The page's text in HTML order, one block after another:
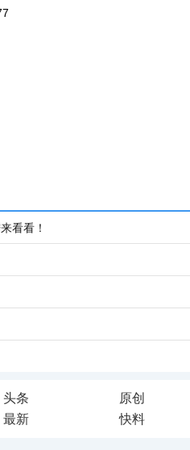
看看！
头条 原创
最新 快料